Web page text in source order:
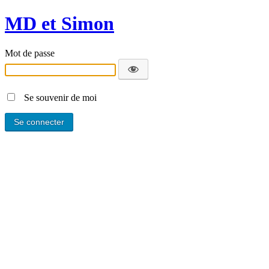
MD et Simon
Mot de passe
Se souvenir de moi